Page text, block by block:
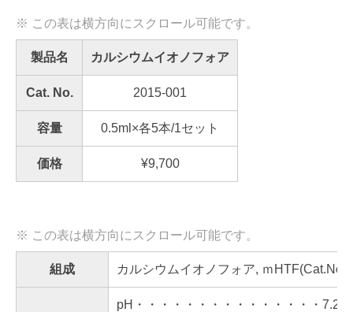
製品名 カルシウムイオノフォア
Cat. No. 2015-001
容量 0.5ml×各5本/1セット
価格 ¥9,700
組成 カルシウムイオノフォア, ｍ
pH・・・・・・・・・・・・・・・7.2